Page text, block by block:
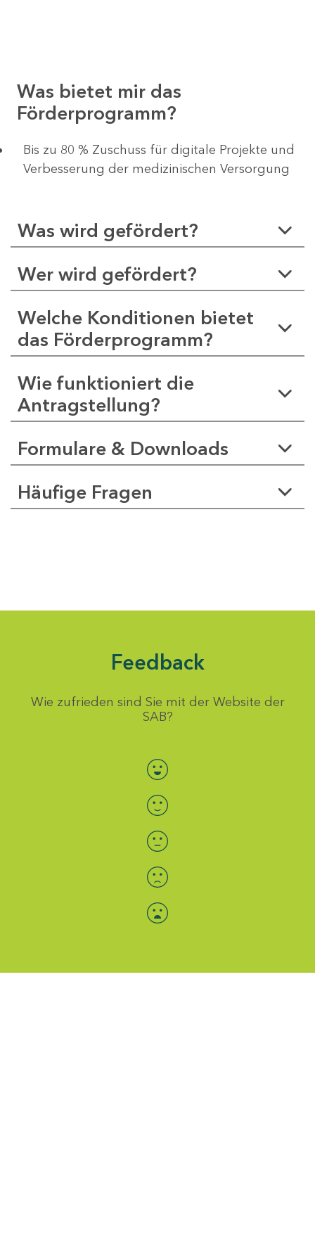
Was bietet mir das
Förderprogramm?
​​​​​​Bis zu 80 % Zuschuss für digitale Projekte und
Verbesserung der medizinischen Versorgung
Was wird gefördert?
Wer wird gefördert?
Welche Konditionen bietet
das Förderprogramm?
Wie funktioniert die
Antragstellung?
Formulare & Downloads
Häufige Fragen
Feedback
Wie zufrieden sind Sie mit der Website der
SAB?
Bewertung auswählen